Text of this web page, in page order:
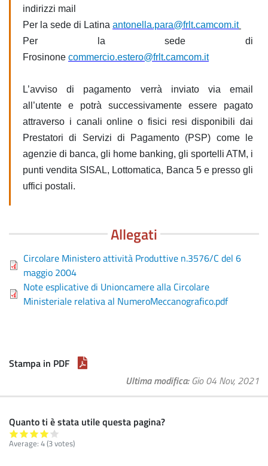
indirizzi mail
Per la sede di Latina antonella.para@frlt.camcom.it
Per la sede di
Frosinone commercio.estero@frlt.camcom.it
L’avviso di pagamento verrà inviato via email
all’utente e potrà successivamente essere pagato
attraverso i canali online o fisici resi disponibili dai
Prestatori di Servizi di Pagamento (PSP) come le
agenzie di banca, gli home banking, gli sportelli ATM, i
punti vendita SISAL, Lottomatica, Banca 5 e presso gli
uffici postali.
Allegati
Circolare Ministero attività Produttive n.3576/C del 6
maggio 2004
Note esplicative di Unioncamere alla Circolare
Ministeriale relativa al NumeroMeccanografico.pdf
Stampa in PDF
Ultima modifica Gio 04 Nov, 2021
Quanto ti è stata utile questa pagina?
Average: 4(3votes)